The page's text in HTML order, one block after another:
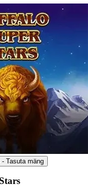
Tasuta mäng